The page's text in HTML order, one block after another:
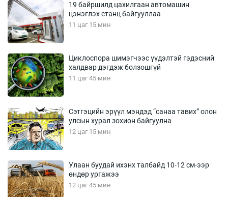
19 байршилд цахилгаан автомашин
цэнэглэх станц байгууллаа
11 цаг 15 мин
Циклоспора шимэгчээс үүдэлтэй гэдэсний
халдвар дэгдэж болзошгүй
11 цаг 45 мин
Сэтгэцийн эрүүл мэндэд “санаа тавих” олон
улсын хурал зохион байгуулна
12 цаг 15 мин
Улаан буудай ихэнх талбайд 10-12 см-ээр
өндөр ургажээ
12 цаг 45 мин